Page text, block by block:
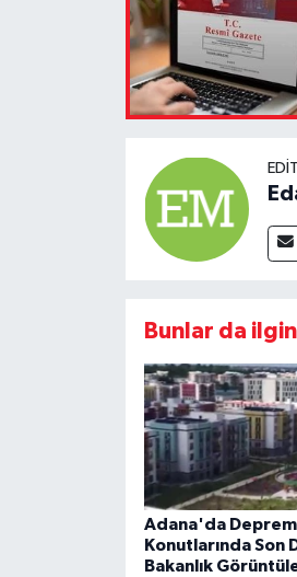
Bunlar da
Adana'da Deprem
Konutlarında Son
Bakanlık